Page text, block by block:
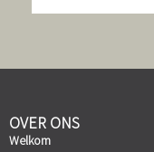
OVER ONS
Welkom